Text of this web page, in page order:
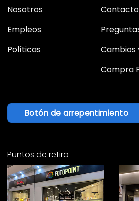
Nosotros
Empleos
Políticas
Contacto
Cambios
Compra
Botón de arrepentimiento
Puntos de retiro